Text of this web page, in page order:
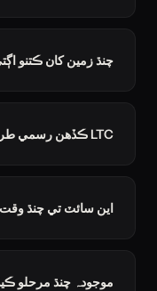
چنڌ زمين کان ڪتنو
LTC ڪڏهن رسمي طريقي کان قائم ٿيندو؟
اين سائٽ تي چنڌ
موجودہ چنڌ مرحلو